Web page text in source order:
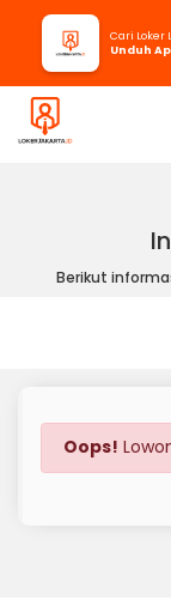
Berikut
Cari Loker
Unduh
Oops!